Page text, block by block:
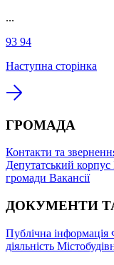
...
93 94
Наступна сторінка
ГРОМАДА
Контакти та
Депутатський корпус
громади Вакансії
ДОКУМЕНТИ
Публічна інформація
діяльність